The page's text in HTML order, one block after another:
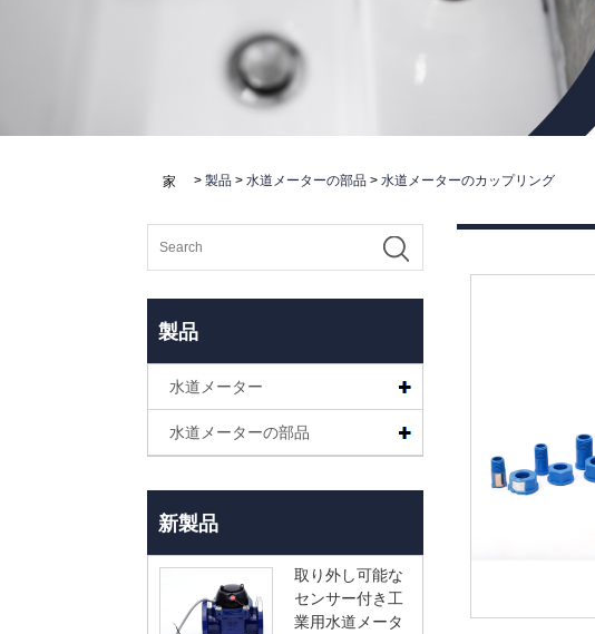
家 > 製品 > 水道メーターの部品 > 水道メーターのカップリング
製品
水道メーター
水道メーターの部品
新製品
取り外し可能な
センサー付き工
業用水道メータ